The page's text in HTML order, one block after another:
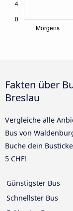
Fakten über
Breslau
Vergleiche alle
Bus von
Buche dein
5 CHF!
Günstigster Bus
Schnellster Bus